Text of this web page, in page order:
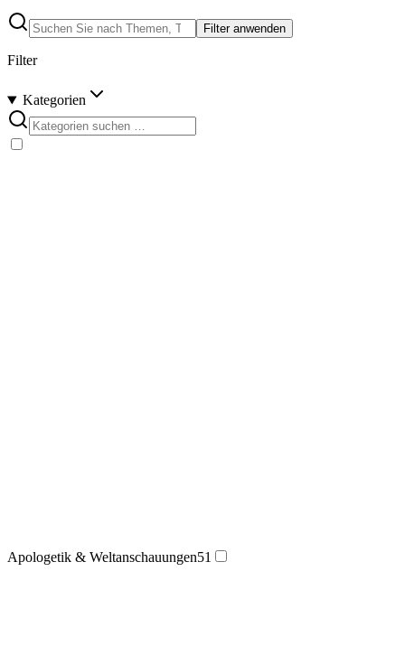
Filter anwenden
Filter
Kategorien
Apologetik & Weltanschauungen51